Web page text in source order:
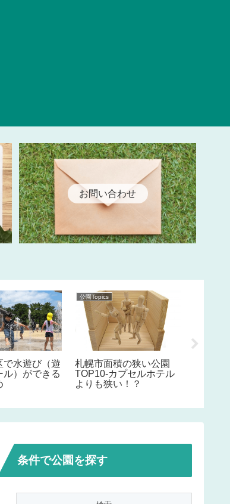
お問い合わせ
で水遊び（遊
ル）ができる
公園Topics
札幌市面積の狭い公園
TOP10-カプセルホテル
よりも狭い！？
条件で公園を探す